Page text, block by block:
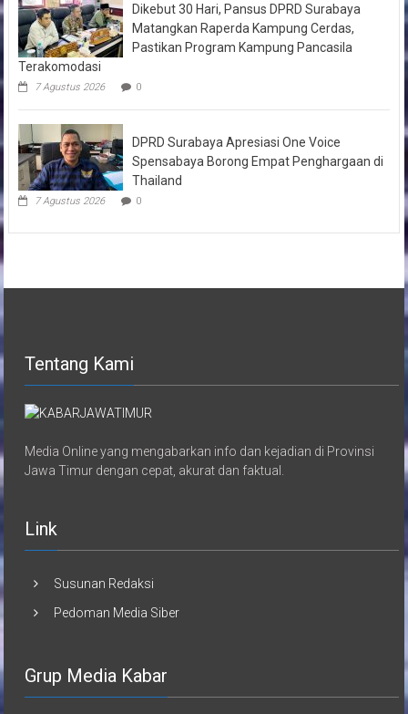
Dikebut 30 Hari, Pansus DPRD Surabaya
Matangkan Raperda Kampung Cerdas,
Pastikan Program Kampung Pancasila
Terakomodasi
7 Agustus 2026 0
DPRD Surabaya Apresiasi One Voice
Spensabaya Borong Empat Penghargaan di
Thailand
7 Agustus 2026 0
Tentang Kami
Media Online yang mengabarkan info dan kejadian di Provinsi
Jawa Timur dengan cepat, akurat dan faktual.
Link
Susunan Redaksi
Pedoman Media Siber
Grup Media Kabar